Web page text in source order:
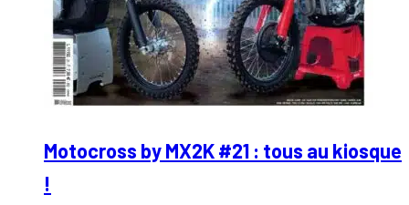
Motocross by MX2K #21 : tous au kiosque
!